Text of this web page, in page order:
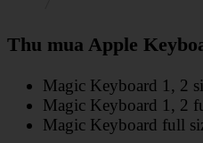
Thu mua Apple
Magic Keyboard 1, 2
Magic Keyboard 1, 2
Magic Keyboard full